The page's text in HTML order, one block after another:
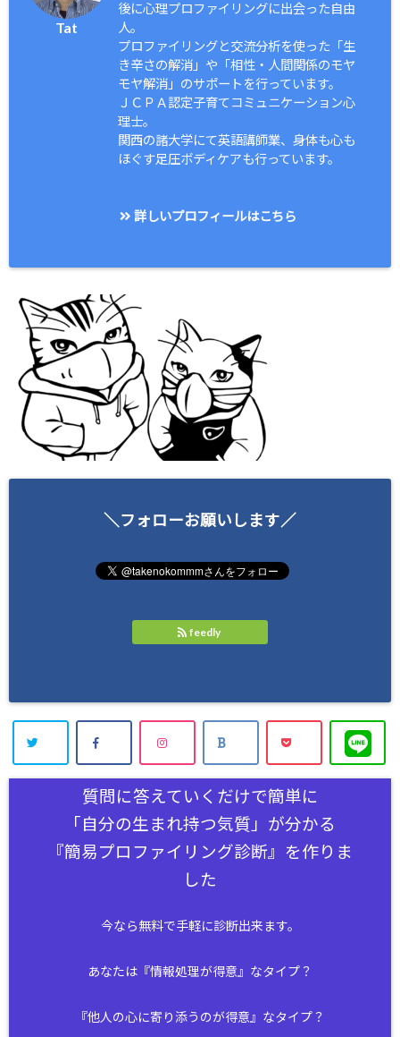
Tat
後に心理プロファイリングに出会った自由
人。
プロファイリングと交流分析を使った「生
き辛さの解消」や「相性・人間関係のモヤ
モヤ解消」のサポートを行っています。
ＪＣＰＡ認定子育てコミュニケーション心
理士。
関西の諸大学にて英語講師業、身体も心も
ほぐす足圧ボディケアも行っています。
詳しいプロフィールはこちら
＼フォローお願いします／
feedly
質問に答えていくだけで簡単に
「自分の生まれ持つ気質」が分かる
『簡易プロファイリング診断』を作りま
した
今なら無料で手軽に診断出来ます。
あなたは『情報処理が得意』なタイプ？
『他人の心に寄り添うのが得意』なタイプ？